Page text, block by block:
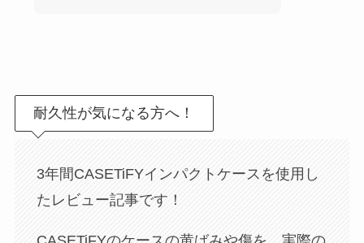
耐久性が気になる方へ！
3年間CASETiFYインパクトケースを使用し
たレビュー記事です！